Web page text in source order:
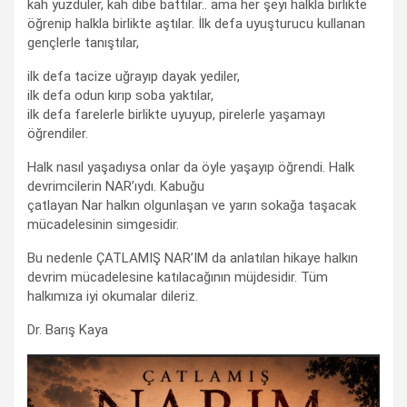
kah yüzdüler, kah dibe battılar.. ama her şeyi halkla birlikte
öğrenip halkla birlikte aştılar. İlk defa uyuşturucu kullanan
gençlerle tanıştılar,
ilk defa tacize uğrayıp dayak yediler,
ilk defa odun kırıp soba yaktılar,
ilk defa farelerle birlikte uyuyup, pirelerle yaşamayı
öğrendiler.
Halk nasıl yaşadıysa onlar da öyle yaşayıp öğrendi. Halk
devrimcilerin NAR’ıydı. Kabuğu
çatlayan Nar halkın olgunlaşan ve yarın sokağa taşacak
mücadelesinin simgesidir.
Bu nedenle ÇATLAMIŞ NAR’IM da anlatılan hikaye halkın
devrim mücadelesine katılacağının müjdesidir. Tüm
halkımıza iyi okumalar dileriz.
Dr. Barış Kaya